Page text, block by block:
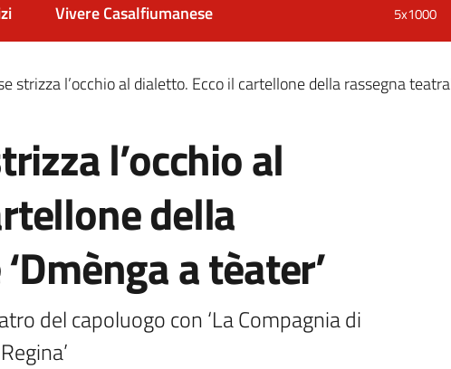
Vivere Casalfiumanese 5x1000
strizza l’occhio al dialetto. Ecco il cartellone della rassegna
l’occhio al
della
a tèater’
del capoluogo con ‘La Compagnia di